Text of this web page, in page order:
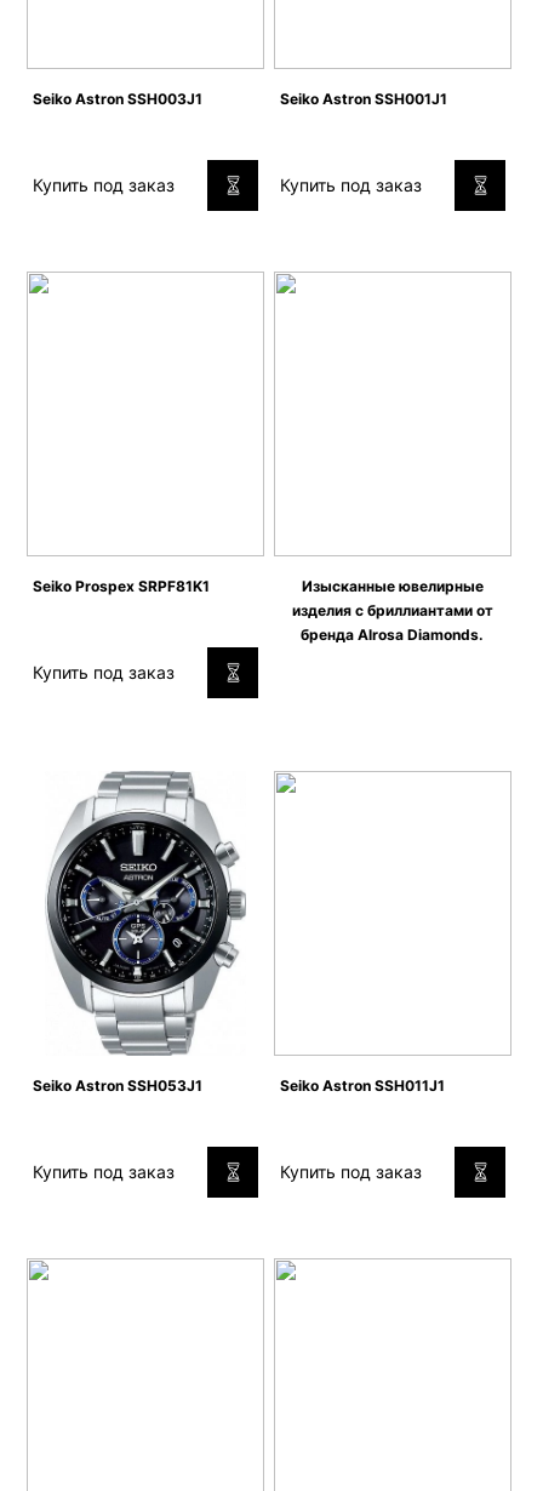
Seiko Astron SSH003J1
Купить под заказ
Seiko Astron SSH001J1
Купить под заказ
Seiko Prospex SRPF81K1
Купить под заказ
Изысканные ювелирные
изделия c бриллиантами от
бренда Alrosa Diamonds.
Seiko Astron SSH053J1
Купить под заказ
Seiko Astron SSH011J1
Купить под заказ